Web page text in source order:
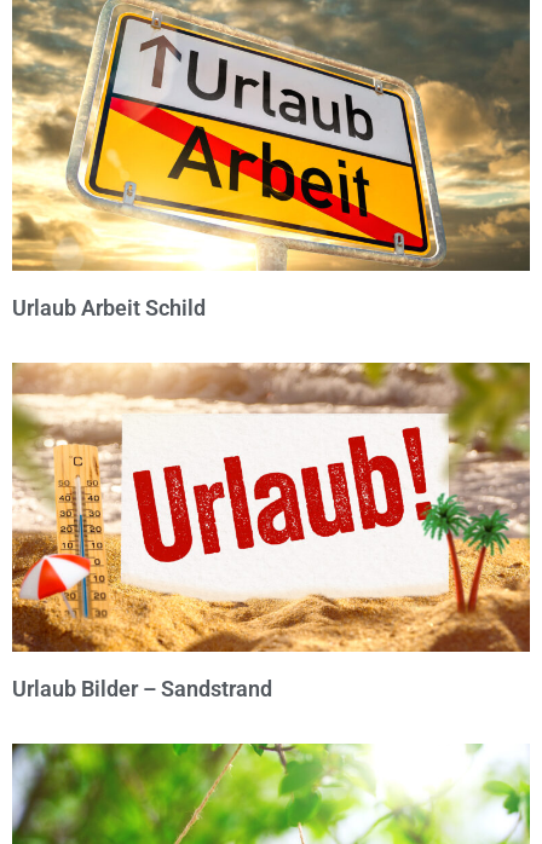
Urlaub Arbeit Schild
© Michael Bihlmayer
Urlaub Bilder – Sandstrand
© Michael Bihlmayer